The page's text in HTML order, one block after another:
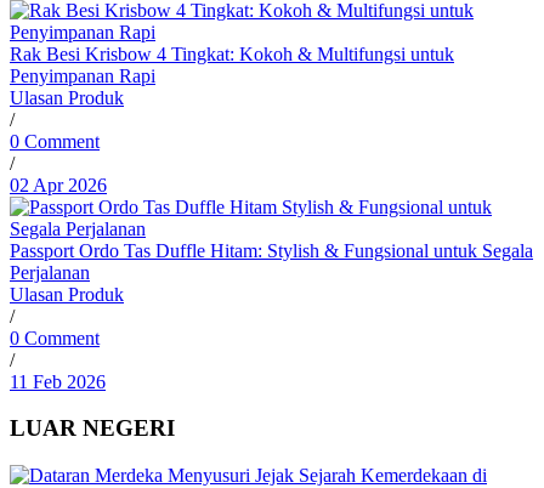
Rak Besi Krisbow 4 Tingkat: Kokoh & Multifungsi untuk
Penyimpanan Rapi
Ulasan Produk
/
0 Comment
/
02 Apr 2026
Passport Ordo Tas Duffle Hitam: Stylish & Fungsional untuk Segala
Perjalanan
Ulasan Produk
/
0 Comment
/
11 Feb 2026
LUAR NEGERI